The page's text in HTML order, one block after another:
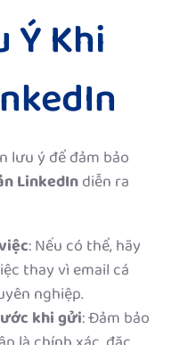
Khi
lưu ý để đảm bảo
LinkedIndiễn ra
: Nếu có thể, hãy
thay vì email cá
nghiệp.
khi gửi: Đảm bảo